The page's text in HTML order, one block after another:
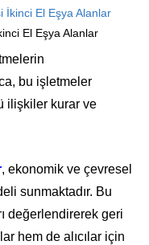
El Eşya Alanlar
bu işletmeler
ilişkiler kurar ve
, ekonomik ve çevresel
sunmaktadır. Bu
değerlendirerek geri
hem de alıcılar için